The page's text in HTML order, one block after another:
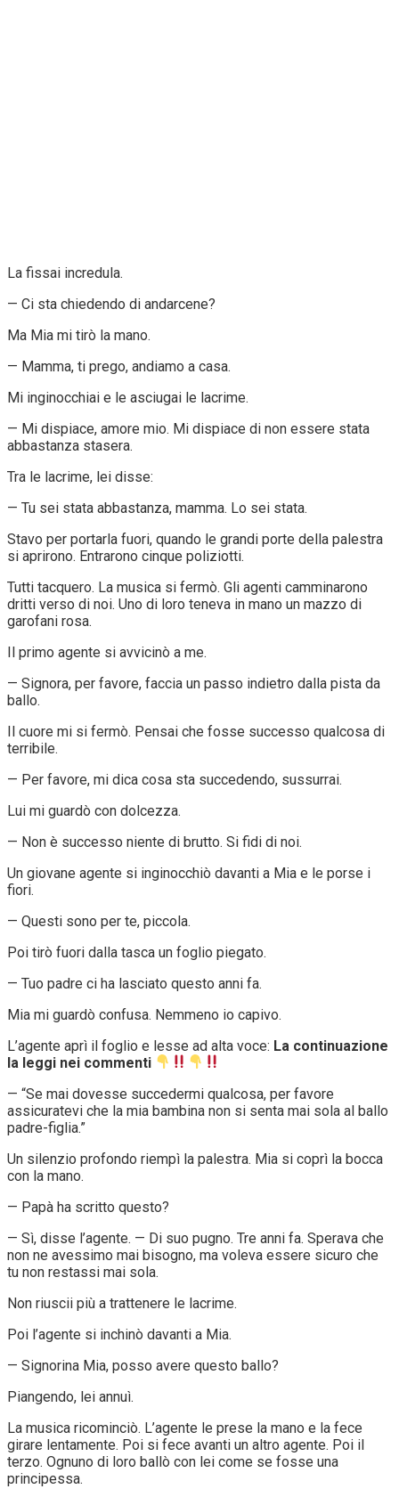
La fissai incredula.
— Ci sta chiedendo di andarcene?
Ma Mia mi tirò la mano.
— Mamma, ti prego, andiamo a casa.
Mi inginocchiai e le asciugai le lacrime.
— Mi dispiace, amore mio. Mi dispiace di non essere stata
abbastanza stasera.
Tra le lacrime, lei disse:
— Tu sei stata abbastanza, mamma. Lo sei stata.
Stavo per portarla fuori, quando le grandi porte della palestra
si aprirono. Entrarono cinque poliziotti.
Tutti tacquero. La musica si fermò. Gli agenti camminarono
dritti verso di noi. Uno di loro teneva in mano un mazzo di
garofani rosa.
Il primo agente si avvicinò a me.
— Signora, per favore, faccia un passo indietro dalla pista da
ballo.
Il cuore mi si fermò. Pensai che fosse successo qualcosa di
terribile.
— Per favore, mi dica cosa sta succedendo, sussurrai.
Lui mi guardò con dolcezza.
— Non è successo niente di brutto. Si fidi di noi.
Un giovane agente si inginocchiò davanti a Mia e le porse i
fiori.
— Questi sono per te, piccola.
Poi tirò fuori dalla tasca un foglio piegato.
— Tuo padre ci ha lasciato questo anni fa.
Mia mi guardò confusa. Nemmeno io capivo.
L’agente aprì il foglio e lesse ad alta voce: La continuazione
la leggi nei commenti
— “Se mai dovesse succedermi qualcosa, per favore
assicuratevi che la mia bambina non si senta mai sola al ballo
padre-figlia.”
Un silenzio profondo riempì la palestra. Mia si coprì la bocca
con la mano.
— Papà ha scritto questo?
— Sì, disse l’agente. — Di suo pugno. Tre anni fa. Sperava che
non ne avessimo mai bisogno, ma voleva essere sicuro che
tu non restassi mai sola.
Non riuscii più a trattenere le lacrime.
Poi l’agente si inchinò davanti a Mia.
— Signorina Mia, posso avere questo ballo?
Piangendo, lei annuì.
La musica ricominciò. L’agente le prese la mano e la fece
girare lentamente. Poi si fece avanti un altro agente. Poi il
terzo. Ognuno di loro ballò con lei come se fosse una
principessa.